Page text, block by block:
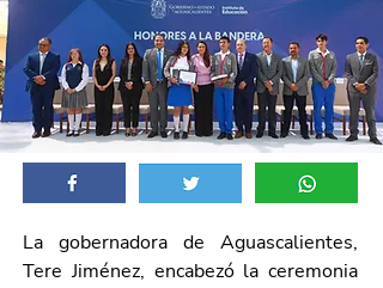
La gobernadora de Aguascalientes,
Tere Jiménez, encabezó la ceremonia